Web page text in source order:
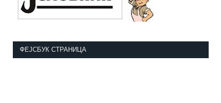
ФЕЈСБУК СТРАНИЦА